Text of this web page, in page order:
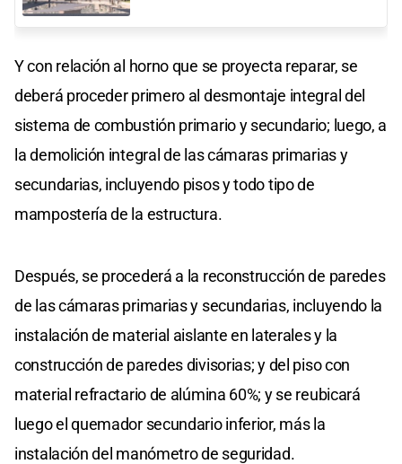
Y con relación al horno que se proyecta reparar, se
deberá proceder primero al desmontaje integral del
sistema de combustión primario y secundario; luego, a
la demolición integral de las cámaras primarias y
secundarias, incluyendo pisos y todo tipo de
mampostería de la estructura.
Después, se procederá a la reconstrucción de paredes
de las cámaras primarias y secundarias, incluyendo la
instalación de material aislante en laterales y la
construcción de paredes divisorias; y del piso con
material refractario de alúmina 60%; y se reubicará
luego el quemador secundario inferior, más la
instalación del manómetro de seguridad.